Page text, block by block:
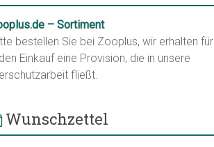
– Sortiment
bestellen Sie bei Zooplus, wir erhalten für
Einkauf eine Provision, die in unsere
fließt.
Wunschzettel